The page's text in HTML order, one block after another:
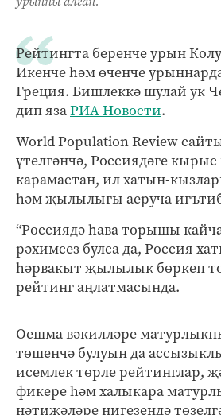
Рейтингта беренче урын
Икенче һәм өченче
Греция. Бишлеккә шулай ук
дип язаРИА Новости.
World Population Review
үтелгәнчә, Россиядәге
карамастан, ил хатын-
һәм җылылыгы аеруча
“Россиядә һава торышы
рәхимсез булса да, Россия
һәрвакыт җылылык бөркеп
рейтинг аңлатмасында.
Оешма вәкилләре
төшенчә булуын да
исемлек төрле рейтинглар,
фикере һәм халыкара
нәтиҗәләре нигезендә